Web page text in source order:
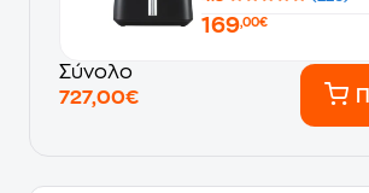
169,00€
Σύνολο
727,00€